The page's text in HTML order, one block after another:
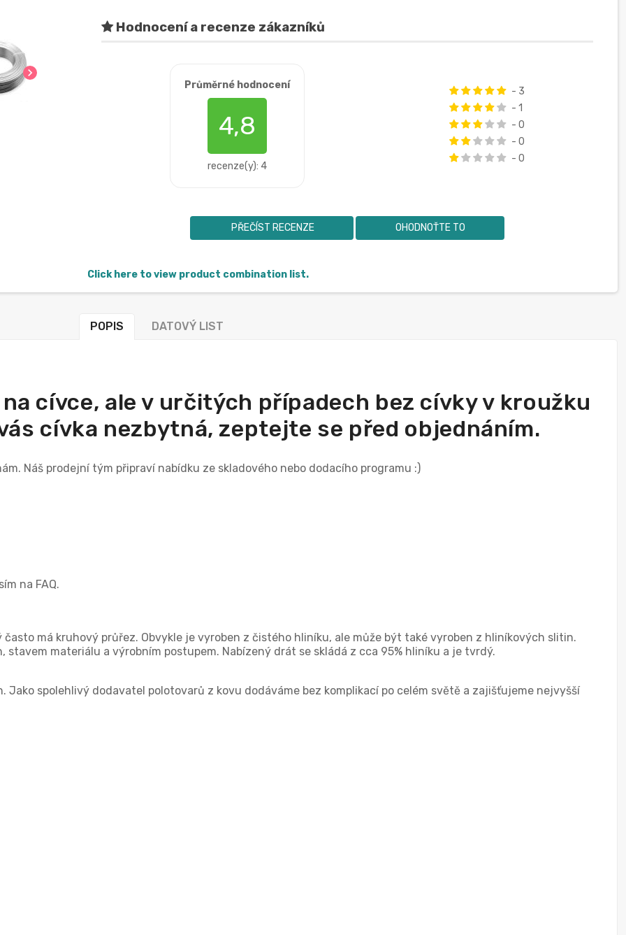
chevron_right
Hodnocení a recenze zákazníků
Průměrné hodnocení
4,8
recenze(y): 4
- 3
- 1
- 0
- 0
- 0
PŘEČÍST RECENZE OHODNOŤTE TO
Click here to view product combination list.
POPIS DATOVÝ LIST
cívce, ale v určitých případech bez cívky v kroužku
cívka nezbytná, zeptejte se před objednáním.
Náš prodejní tým připraví nabídku ze skladového nebo dodacího programu :)
na FAQ.
má kruhový průřez. Obvykle je vyroben z čistého hliníku, ale může být také vyroben z hliníkových slitin.
materiálu a výrobním postupem. Nabízený drát se skládá z cca 95% hliníku a je tvrdý.
Jako spolehlivý dodavatel polotovarů z kovu dodáváme bez komplikací po celém světě a zajišťujeme nejvyšší